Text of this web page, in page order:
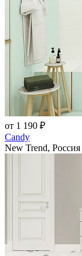
от 1 190 ₽
Candy
New Trend, Россия